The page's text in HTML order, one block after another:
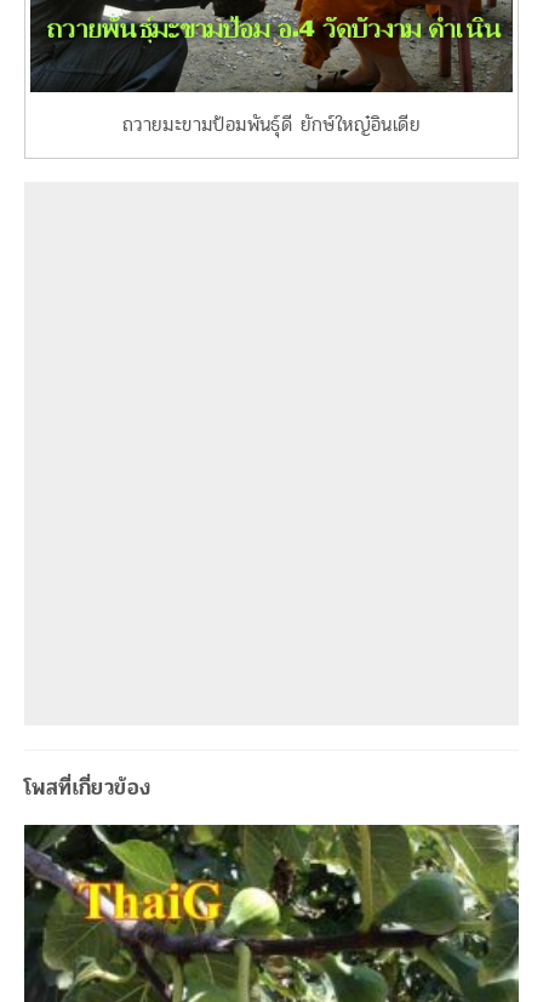
ถวายมะขามป้อมพันธุ์ดี ยักษ์ใหญ๋อินเดีย
โพสที่เกี่ยวข้อง